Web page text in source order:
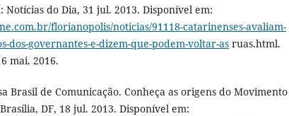
Notícias do Dia, 31 jul. 2013. Disponível em:
florianopolis/noticias/91118-catarinenses-avaliam-
dos-governantes-e-dizem-que-podem-voltar-as ruas.html.
mai. 2016.
Brasil de Comunicação. Conheça as origens do Movimento
DF, 18 jul. 2013. Disponível em: